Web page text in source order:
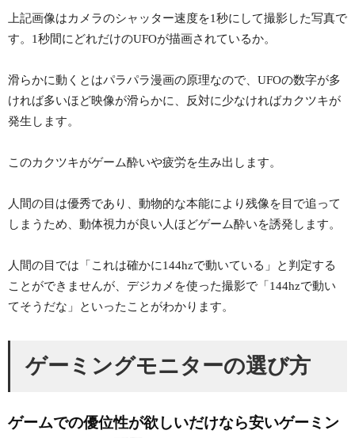
上記画像はカメラのシャッター速度を1秒にして撮影した写真で
す。1秒間にどれだけのUFOが描画されているか。
滑らかに動くとはパラパラ漫画の原理なので、UFOの数字が多
ければ多いほど映像が滑らかに、反対に少なければカクツキが
発生します。
このカクツキがゲーム酔いや疲労を生み出します。
人間の目は優秀であり、動物的な本能により残像を目で追って
しまうため、動体視力が良い人ほどゲーム酔いを誘発します。
人間の目では「これは確かに144hzで動いている」と判定する
ことができませんが、デジカメを使った撮影で「144hzで動い
てそうだな」といったことがわかります。
ゲーミングモニターの選び方
ゲームでの優位性が欲しいだけなら安いゲーミン